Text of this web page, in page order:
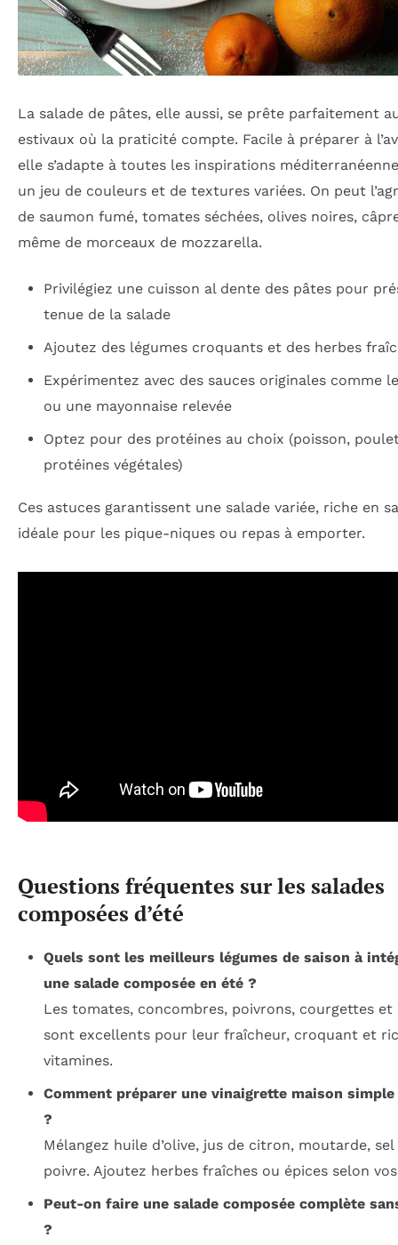
La salade de pâtes, elle aussi, se prête parfaitement
estivaux où la praticité compte. Facile à préparer à
elle s’adapte à toutes les inspirations
un jeu de couleurs et de textures variées. On peut
de saumon fumé, tomates séchées, olives noires,
même de morceaux de mozzarella.
Privilégiez une cuisson al dente des pâtes pour
tenue de la salade
Ajoutez des légumes croquants et des herbes
Expérimentez avec des sauces originales comme
ou une mayonnaise relevée
Optez pour des protéines au choix (poisson,
protéines végétales)
Ces astuces garantissent une salade variée, riche en
idéale pour les pique-niques ou repas à emporter.
Questions fréquentes sur les salades
composées d’été
Quels sont les meilleurs légumes de saison à
une salade composée en été ?
Les tomates, concombres, poivrons, courgettes et
sont excellents pour leur fraîcheur, croquant et
vitamines.
Comment préparer une vinaigrette maison
?
Mélangez huile d’olive, jus de citron, moutarde, sel
poivre. Ajoutez herbes fraîches ou épices selon
Peut-on faire une salade composée complète
?